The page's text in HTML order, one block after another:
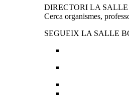
DIRECTORI LA
Cerca organismes,
SEGUEIX LA SALLE